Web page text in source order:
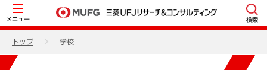
メニュー 検索
トップ 学校